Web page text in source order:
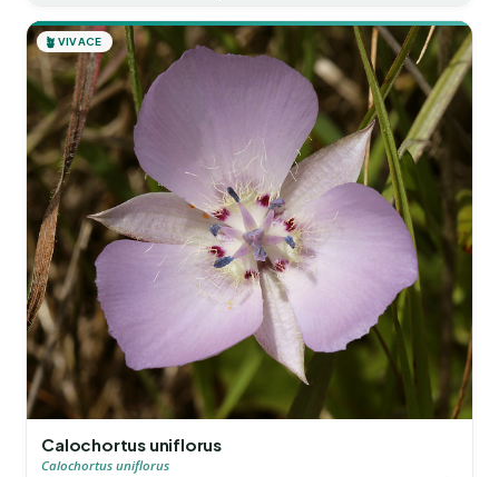
🪴 VIVACE
Calochortus uniflorus
Calochortus uniflorus